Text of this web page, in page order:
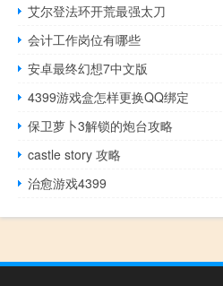
艾尔登法环开荒最强太刀
会计工作岗位有哪些
安卓最终幻想7中文版
4399游戏盒怎样更换QQ绑定
保卫萝卜3解锁的炮台攻略
castle story 攻略
治愈游戏4399